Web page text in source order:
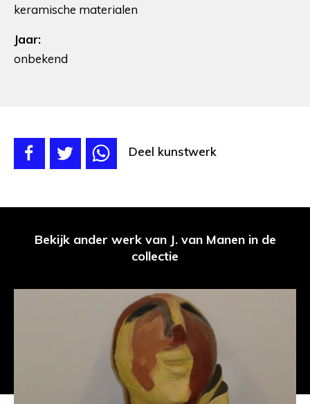
keramische materialen
Jaar:
onbekend
Deel kunstwerk
Bekijk ander werk van J. van Manen in de
collectie